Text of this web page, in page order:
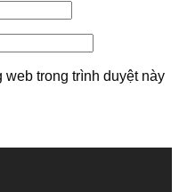
web trong trình duyệt này